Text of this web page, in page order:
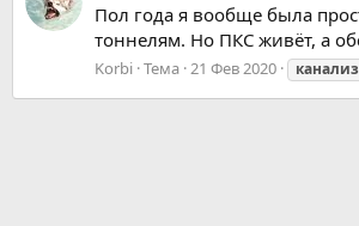
Пол года я вообще была
тоннелям. Но ПКС живёт, а
Korbi Тема 21 Фев 2020